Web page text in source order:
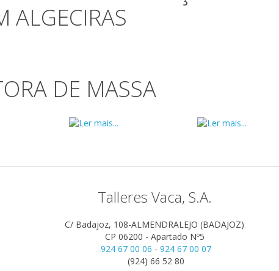
ALGECIRAS
DE MASSA
Talleres Vaca, S.A.
C/ Badajoz, 108-ALMENDRALEJO (BADAJOZ)
CP 06200 - Apartado Nº5
924 67 00 06 - 924 67 00 07
(924) 66 52 80